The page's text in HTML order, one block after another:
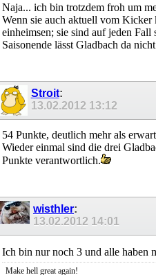
Naja... ich bin trotzdem froh um
Wenn sie auch aktuell vom Kicker
einheimsen; sie sind auf jeden
Saisonende lässt Gladbach da
Stroit:
13.02.2012 13:12
54 Punkte, deutlich mehr als
Wieder einmal sind die drei
Punkte verantwortlich.
wisthler:
13.02.2012 14:01
Ich bin nur noch 3 und alle haben
Make hell great again!